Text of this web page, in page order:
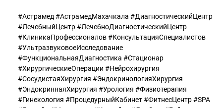
#Астрамед #АстрамедМахачкала #ДиагностическийЦентр
#ЛечебныйЦентр #ЛечебноДиагностическийЦентр
#КлиникаПрофессионалов #КонсультацияСпециалистов
#УльтразвуковоеИсследование
#ФункциональнаяДиагностика #Стационар
#ХирургическиеОперации #Нейрохирургия
#СосудистаяХирургия #ЭндокринологияХирургия
#ЭндокриннаяХирургия #Урология #Физиотерапия
#Гинекология #ПроцедурныйКабинет #ФитнесЦентр #SPA